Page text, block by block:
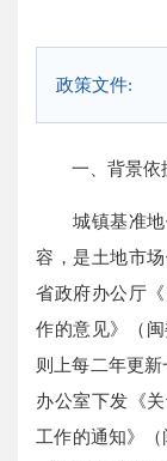
政策文件:
一、背景依
城镇基准地
容，是土地市
省政府办公厅
作的意见》（
则上每二年更
办公室下发《
工作的通知》